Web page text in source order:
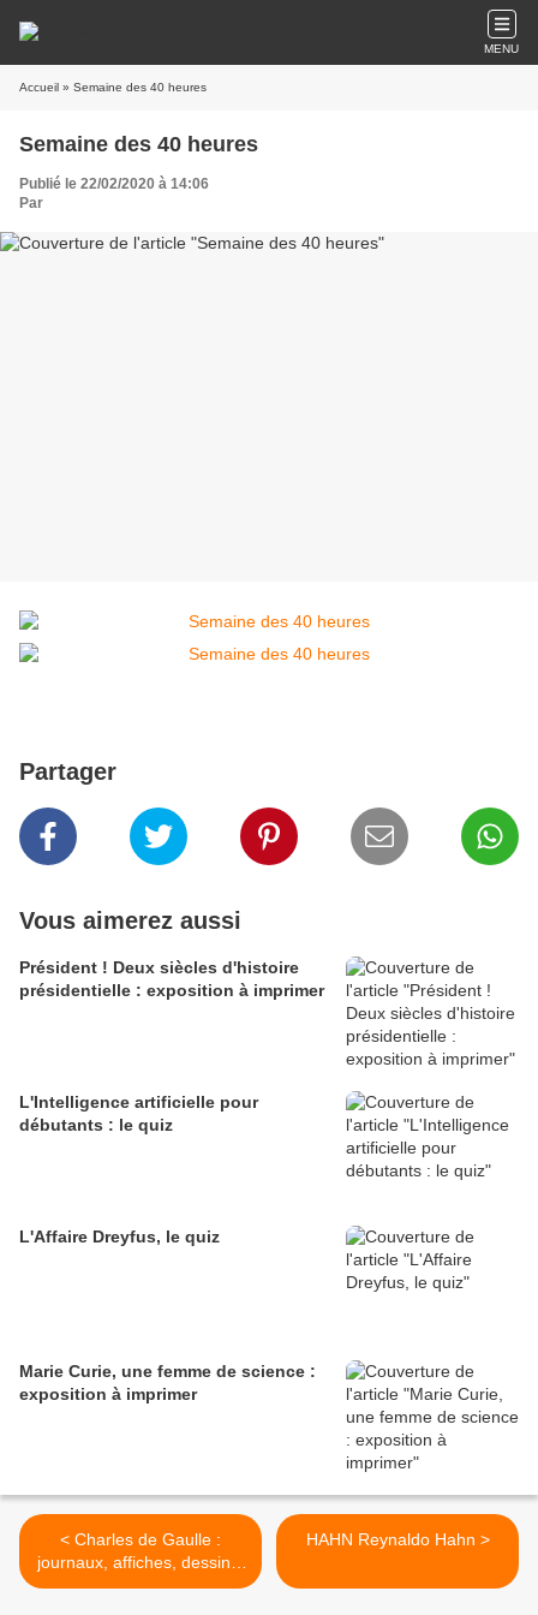
MENU
Accueil » Semaine des 40 heures
Semaine des 40 heures
Publié le 22/02/2020 à 14:06
Par
Partager
Vous aimerez aussi
Président ! Deux siècles d'histoire
présidentielle : exposition à imprimer
L'Intelligence artificielle pour
débutants : le quiz
L'Affaire Dreyfus, le quiz
Marie Curie, une femme de science :
exposition à imprimer
< Charles de Gaulle :
journaux, affiches, dessins,
revues, périodiques
HAHN Reynaldo Hahn >